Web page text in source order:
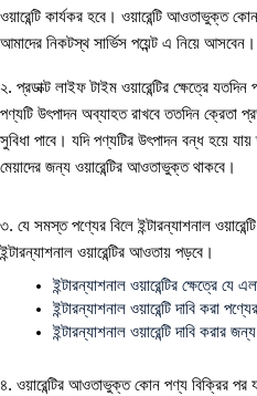
ওয়ারেন্টি কার্যকর হবে। ওয়ারেন্টি আওতাভুক্ত
আমাদের নিকটস্থ সার্ভিস পয়েন্ট এ নিয়ে আসবেন।
২. প্রডাক্ট লাইফ টাইম ওয়ারেন্টির ক্ষেত্রে যতদিন
পণ্যটি উৎপাদন অব্যাহত রাখবে ততদিন ক্রেতা
সুবিধা পাবে। যদি পণ্যটির উৎপাদন বন্ধ হয়ে
মেয়াদের জন্য ওয়ারেন্টির আওতাভুক্ত থাকবে।
৩. যে সমস্ত পণ্যের বিলে ইন্টারন্যাশনাল
ইন্টারন্যাশনাল ওয়ারেন্টির আওতায় পড়বে।
ইন্টারন্যাশনাল ওয়ারেন্টির ক্ষেত্রে যে
ইন্টারন্যাশনাল ওয়ারেন্টি দাবি করা
ইন্টারন্যাশনাল ওয়ারেন্টি দাবি
৪. ওয়ারেন্টির আওতাভুক্ত কোন পণ্য বিক্রির পর